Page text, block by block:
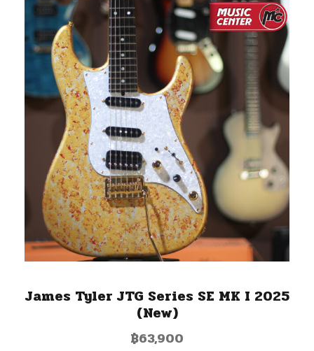
James Tyler JTG Series SE MK I 2025
(New)
฿63,900